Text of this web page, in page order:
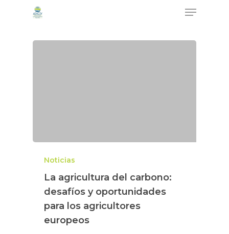
Noticias
La agricultura del carbono:
desafíos y oportunidades
para los agricultores
europeos